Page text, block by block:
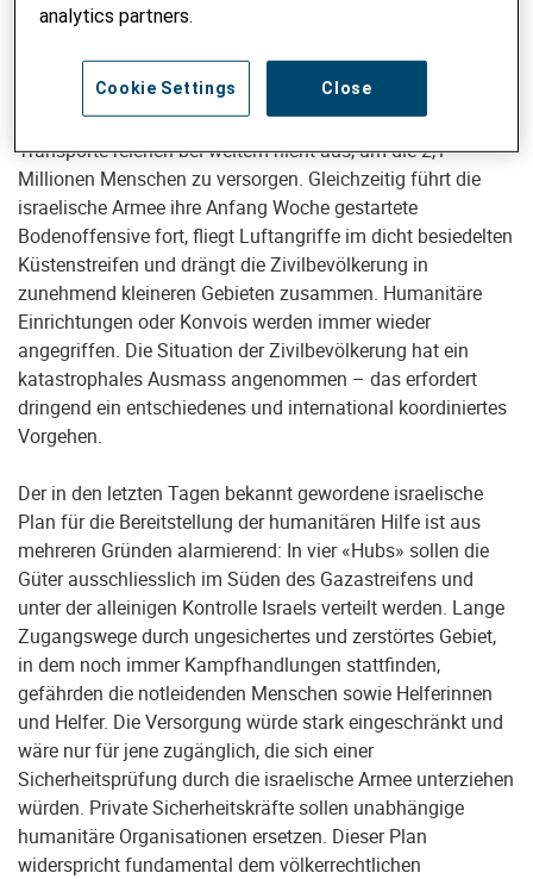
Hilfsgütern in den Gazastreifen gelangt sind, schränkt die
israelische Regierung weiterhin die lebensnotwendige
Versorgung der Zivilbevölkerung ein. Die aktuellen
Transporte reichen bei weitem nicht aus, um die 2,1
Millionen Menschen zu versorgen. Gleichzeitig führt die
israelische Armee ihre Anfang Woche gestartete
Bodenoffensive fort, fliegt Luftangriffe im dicht besiedelten
Küstenstreifen und drängt die Zivilbevölkerung in
zunehmend kleineren Gebieten zusammen. Humanitäre
Einrichtungen oder Konvois werden immer wieder
angegriffen. Die Situation der Zivilbevölkerung hat ein
katastrophales Ausmass angenommen – das erfordert
dringend ein entschiedenes und international koordiniertes
Vorgehen.
Der in den letzten Tagen bekannt gewordene israelische
Plan für die Bereitstellung der humanitären Hilfe ist aus
mehreren Gründen alarmierend: In vier «Hubs» sollen die
Güter ausschliesslich im Süden des Gazastreifens und
unter der alleinigen Kontrolle Israels verteilt werden. Lange
Zugangswege durch ungesichertes und zerstörtes Gebiet,
in dem noch immer Kampfhandlungen stattfinden,
gefährden die notleidenden Menschen sowie Helferinnen
und Helfer. Die Versorgung würde stark eingeschränkt und
wäre nur für jene zugänglich, die sich einer
Sicherheitsprüfung durch die israelische Armee unterziehen
würden. Private Sicherheitskräfte sollen unabhängige
humanitäre Organisationen ersetzen. Dieser Plan
widerspricht fundamental dem völkerrechtlichen
analytics partners.
Close
Cookie Settings